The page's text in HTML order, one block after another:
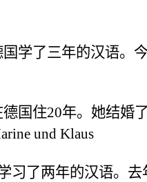
学了三年的汉语。
德国住20年。她结婚了
und Klaus
习了两年的汉语。 去